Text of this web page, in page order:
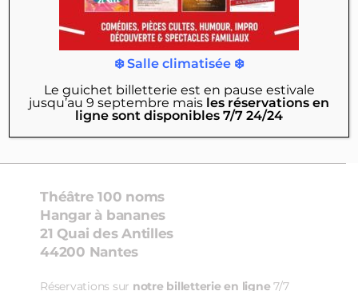
notre Newsletter :
Actualités, exclusivités, mises en vente des
nouveaux spectacles, offres & bons plans…
JE M'INSCRIS
Théâtre 100 noms
Hangar à bananes
21 Quai des Antilles
44200 Nantes
Réservations sur notre billetterie en ligne 7/7
❄️ Salle climatisée ❄️
Le guichet billetterie est en pause estivale
jusqu’au 9 septembre mais les réservations en
ligne sont disponibles 7/7 24/24